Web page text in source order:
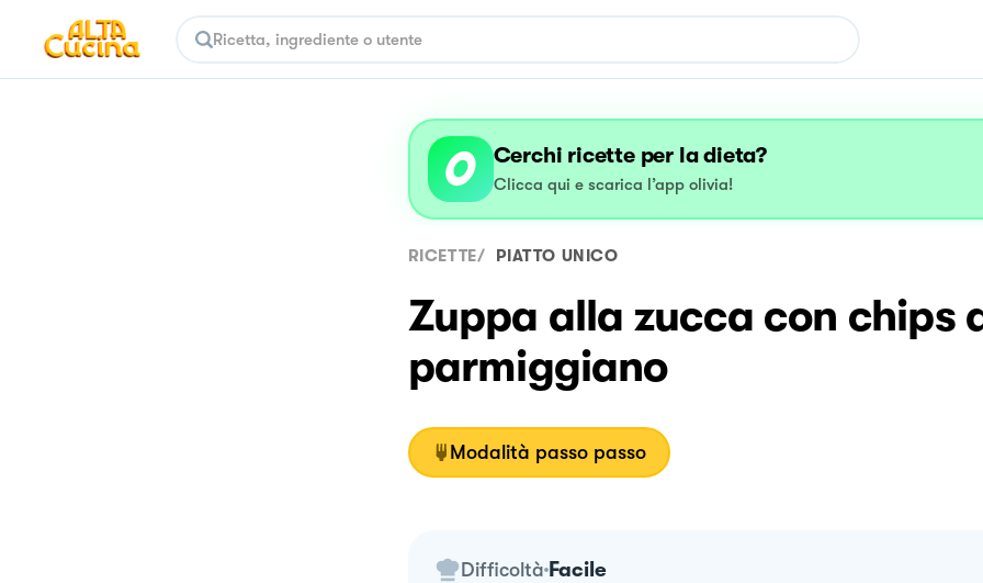
Cerchi ricette per la dieta?
Clicca qui e scarica l’app olivia!
RICETTE/ PIATTO UNICO
Zuppa alla zucca con chips
parmiggiano
Modalità passo passo
Difficoltà Facile